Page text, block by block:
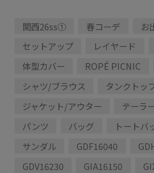
関西26ss① 春コーデ
お
セットアップ
レイヤード
体型カバー
ROPÉ PICNIC
シャツ/ブラウス
タンクトッ
ジャケット/アウター
テーラ
パンツ
バッグ トートバ
サンダル
GDF16040
GDV16230
GIA16150